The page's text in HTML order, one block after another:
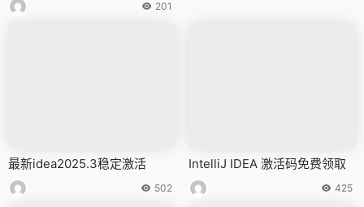
201
最新idea2025.3稳定激活
502
IntelliJ IDEA 激活码免费领取
425